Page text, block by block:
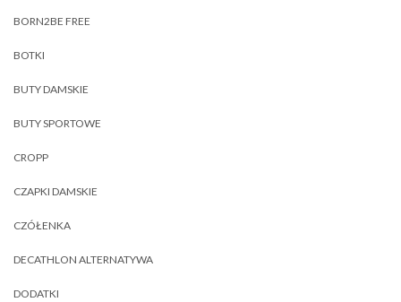
BORN2BE FREE
BOTKI
BUTY DAMSKIE
BUTY SPORTOWE
CROPP
CZAPKI DAMSKIE
CZÓŁENKA
DECATHLON ALTERNATYWA
DODATKI